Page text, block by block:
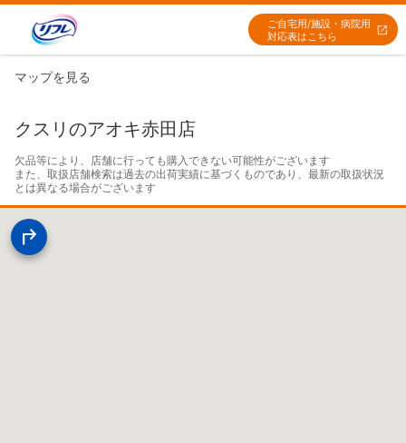
ご自宅用/施設・病院用
対応表はこちら
マップを見る
クスリのアオキ赤田店
欠品等により、店舗に行っても購入できない可能性がございます
また、取扱店舗検索は過去の出荷実績に基づくものであり、最新の取扱状況
とは異なる場合がございます